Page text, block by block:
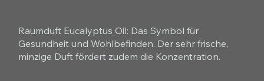
Raumduft Eucalyptus Oil: Das Symbol für
Gesundheit und Wohlbefinden. Der sehr frische,
minzige Duft fördert zudem die Konzentration.